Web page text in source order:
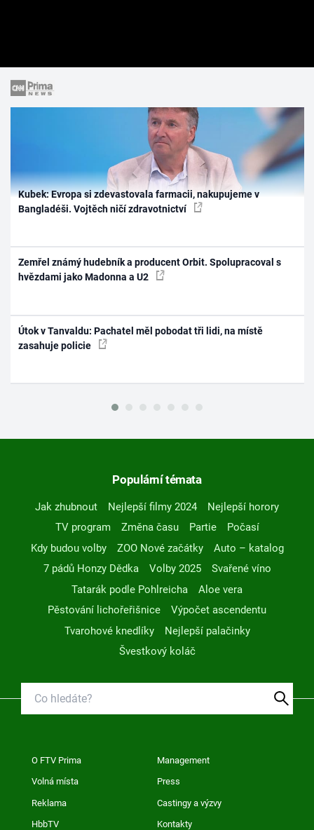
Kubek: Evropa si zdevastovala farmacii, nakupujeme v
Bangladéši. Vojtěch ničí zdravotnictví
Zemřel známý hudebník a producent Orbit. Spolupracoval s
hvězdami jako Madonna a U2
Útok v Tanvaldu: Pachatel měl pobodat tři lidi, na místě
zasahuje policie
Populární témata
Jak zhubnout Nejlepší filmy 2024
Nejlepší horory
TV program
Změna času Partie
Počasí
Kdy budou volby
ZOO Nové začátky
Auto – katalog
7 pádů Honzy Dědka
Volby 2025
Svařené víno
Tatarák podle Pohlreicha
Aloe vera
Pěstování lichořeřišnice
Výpočet ascendentu
Tvarohové knedlíky
Nejlepší palačinky
Švestkový koláč
O FTV Prima Management
Volná místa Press
Reklama Castingy a výzvy
HbbTV Kontakty